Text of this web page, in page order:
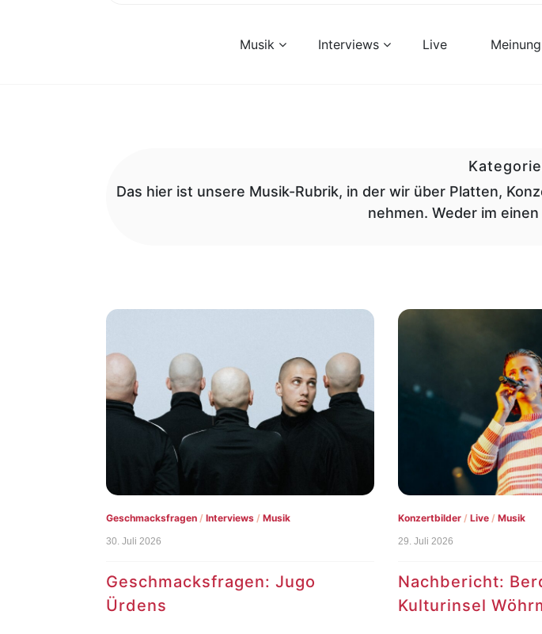
Musik Interviews Live Meinung
Das hier ist unsere Musik-Rubrik, in der wir über Platten,
nehmen. Weder im
Geschmacksfragen /Interviews /Musik
30. Juli 2026
Geschmacksfragen: Jugo
Ürdens
Konzertbilder/ Live/ Musik
29. Juli 2026
Nachbericht:
Kulturinsel